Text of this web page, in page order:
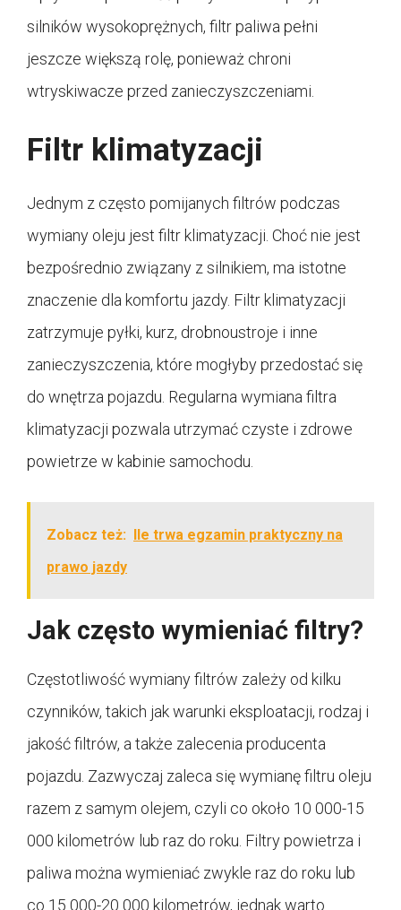
silników wysokoprężnych, filtr paliwa pełni
jeszcze większą rolę, ponieważ chroni
wtryskiwacze przed zanieczyszczeniami.
Filtr klimatyzacji
Jednym z często pomijanych filtrów podczas
wymiany oleju jest filtr klimatyzacji. Choć nie jest
bezpośrednio związany z silnikiem, ma istotne
znaczenie dla komfortu jazdy. Filtr klimatyzacji
zatrzymuje pyłki, kurz, drobnoustroje i inne
zanieczyszczenia, które mogłyby przedostać się
do wnętrza pojazdu. Regularna wymiana filtra
klimatyzacji pozwala utrzymać czyste i zdrowe
powietrze w kabinie samochodu.
Zobacz też: Ile trwa egzamin praktyczny na
prawo jazdy
Jak często wymieniać filtry?
Częstotliwość wymiany filtrów zależy od kilku
czynników, takich jak warunki eksploatacji, rodzaj i
jakość filtrów, a także zalecenia producenta
pojazdu. Zazwyczaj zaleca się wymianę filtru oleju
razem z samym olejem, czyli co około 10 000-15
000 kilometrów lub raz do roku. Filtry powietrza i
paliwa można wymieniać zwykle raz do roku lub
co 15 000-20 000 kilometrów, jednak warto